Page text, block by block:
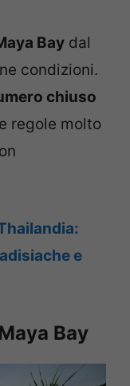
Bay dal
condizioni.
chiuso
regole molto
e
Bay